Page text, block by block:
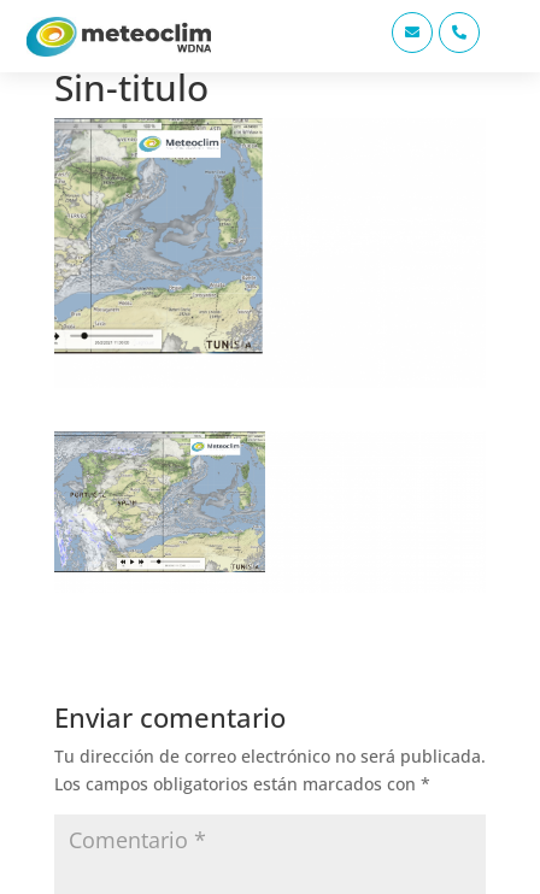
 
Sin-titulo
Enviar comentario
Tu dirección de correo electrónico no será publicada.
Los campos obligatorios están marcados con *